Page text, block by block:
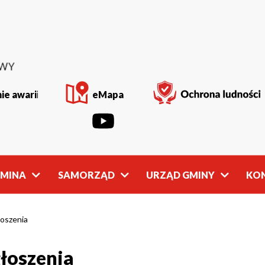
awarii eMapa
SAMORZĄD
Młodzieżowa
Rada Gminy
URZĄD GMINY